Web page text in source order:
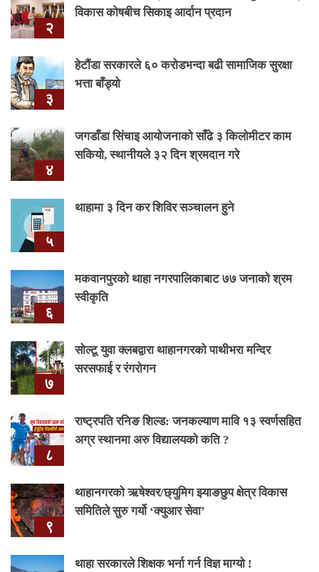
२
विकास कोषबीच सिकाइ आर्दान प्रदान
३
हेटौंडा सरकारले ६० करोडभन्दा बढी सामाजिक सुरक्षा
भत्ता बाँड्यो
४
जगडाँडा सिंचाइ आयोजनाको साँढे ३ किलोमीटर काम
सकियो, स्थानीयले ३२ दिन श्रमदान गरे
५
थाहामा ३ दिन कर शिविर सञ्चालन हुने
६
मकवानपुरको थाहा नगरपालिकाबाट ७७ जनाको श्रम
स्वीकृति
७
सोल्टू युवा क्लबद्वारा थाहानगरको पाथीभरा मन्दिर
सरसफाई र रंगरोगन
८
राष्ट्रपति रनिङ शिल्ड: जनकल्याण मावि १३ स्वर्णसहित
अग्र स्थानमा अरु विद्यालयको कति ?
९
थाहानगरकाे ऋषेश्वर/छ्युमिग झ्याङछुप क्षेत्र विकास
समितिले सुरु गर्यो ‘क्युआर सेवा’
थाहा सरकारले शिक्षक भर्ना गर्न विज्ञ माग्यो !